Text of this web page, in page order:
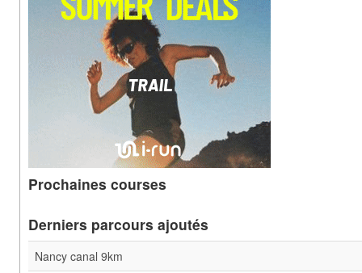
Prochaines courses
Derniers parcours ajoutés
Nancy canal 9km